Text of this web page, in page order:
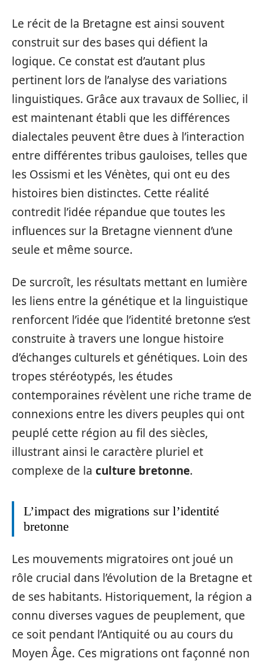
Le récit de la Bretagne est ainsi souvent
construit sur des bases qui défient la
logique. Ce constat est d’autant plus
pertinent lors de l’analyse des variations
linguistiques. Grâce aux travaux de Solliec, il
est maintenant établi que les différences
dialectales peuvent être dues à l’interaction
entre différentes tribus gauloises, telles que
les Ossismi et les Vénètes, qui ont eu des
histoires bien distinctes. Cette réalité
contredit l’idée répandue que toutes les
influences sur la Bretagne viennent d’une
seule et même source.
De surcroît, les résultats mettant en lumière
les liens entre la génétique et la linguistique
renforcent l’idée que l’identité bretonne s’est
construite à travers une longue histoire
d’échanges culturels et génétiques. Loin des
tropes stéréotypés, les études
contemporaines révèlent une riche trame de
connexions entre les divers peuples qui ont
peuplé cette région au fil des siècles,
illustrant ainsi le caractère pluriel et
complexe de la culture bretonne.
L’impact des migrations sur l’identité
bretonne
Les mouvements migratoires ont joué un
rôle crucial dans l’évolution de la Bretagne et
de ses habitants. Historiquement, la région a
connu diverses vagues de peuplement, que
ce soit pendant l’Antiquité ou au cours du
Moyen Âge. Ces migrations ont façonné non